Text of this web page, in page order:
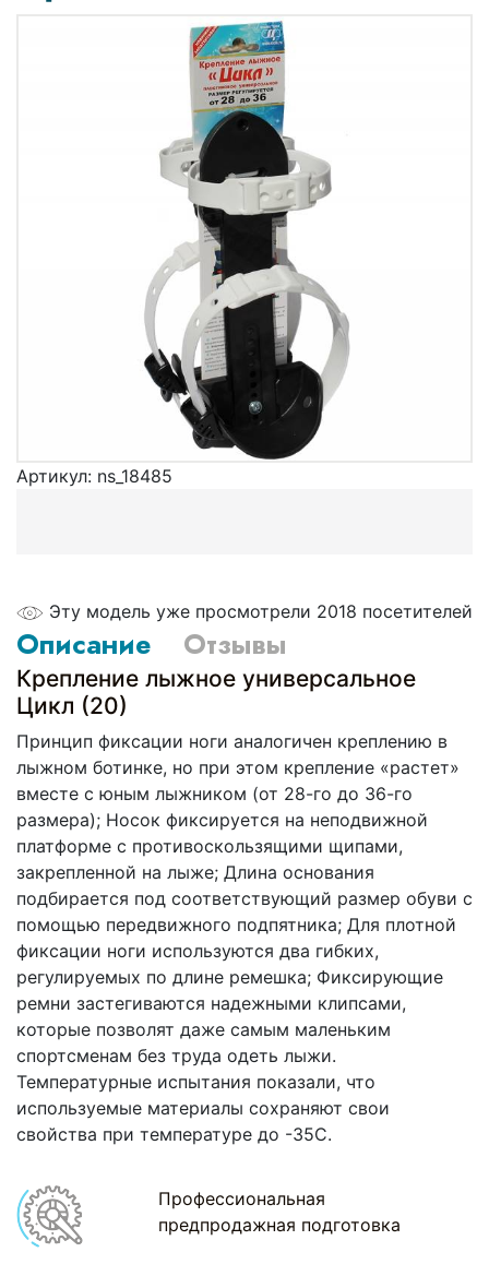
Артикул: ns_18485
Эту модель уже просмотрели 2018 посетителей
Описание Отзывы
Крепление лыжное универсальное
Цикл (20)
Принцип фиксации ноги аналогичен креплению в
лыжном ботинке, но при этом крепление «растет»
вместе с юным лыжником (от 28-го до 36-го
размера); Носок фиксируется на неподвижной
платформе с противоскользящими щипами,
закрепленной на лыже; Длина основания
подбирается под соответствующий размер обуви с
помощью передвижного подпятника; Для плотной
фиксации ноги используются два гибких,
регулируемых по длине ремешка; Фиксирующие
ремни застегиваются надежными клипсами,
которые позволят даже самым маленьким
спортсменам без труда одеть лыжи.
Температурные испытания показали, что
используемые материалы сохраняют свои
свойства при температуре до -35С.
Профессиональная
предпродажная подготовка